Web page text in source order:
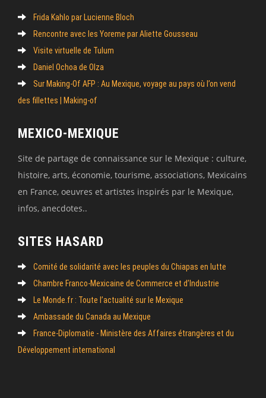
Frida Kahlo par Lucienne Bloch
Rencontre avec les Yoreme par Aliette Gousseau
Visite virtuelle de Tulum
Daniel Ochoa de Olza
Sur Making-Of AFP : Au Mexique, voyage au pays où l’on vend
des fillettes | Making-of
MEXICO-MEXIQUE
Site de partage de connaissance sur le Mexique : culture,
histoire, arts, économie, tourisme, associations, Mexicains
en France, oeuvres et artistes inspirés par le Mexique,
infos, anecdotes..
SITES HASARD
Comité de solidarité avec les peuples du Chiapas en lutte
Chambre Franco-Mexicaine de Commerce et d’Industrie
Le Monde.fr : Toute l’actualité sur le Mexique
Ambassade du Canada au Mexique
France-Diplomatie - Ministère des Affaires étrangères et du
Développement international